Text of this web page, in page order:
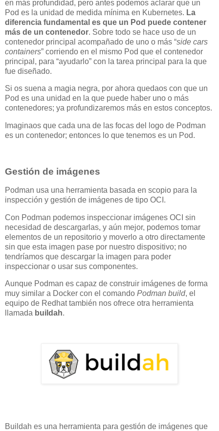
en más profundidad, pero antes podemos aclarar que un
Pod es la unidad de medida mínima en Kubernetes. La
diferencia fundamental es que un Pod puede contener
más de un contenedor. Sobre todo se hace uso de un
contenedor principal acompañado de uno o más “side cars
containers” corriendo en el mismo Pod que el contenedor
principal, para “ayudarlo” con la tarea principal para la que
fue diseñado.
Si os suena a magia negra, por ahora quedaos con que un
Pod es una unidad en la que puede haber uno o más
contenedores; ya profundizaremos más en estos conceptos.
Imaginaos que cada una de las focas del logo de Podman
es un contenedor; entonces lo que tenemos es un Pod.
Gestión de imágenes
Podman usa una herramienta basada en scopio para la
inspección y gestión de imágenes de tipo OCI.
Con Podman podemos inspeccionar imágenes OCI sin
necesidad de descargarlas, y aún mejor, podemos tomar
elementos de un repositorio y moverlo a otro directamente
sin que esta imagen pase por nuestro dispositivo; no
tendríamos que descargar la imagen para poder
inspeccionar o usar sus componentes.
Aunque Podman es capaz de construir imágenes de forma
muy similar a Docker con el comando Podman build, el
equipo de Redhat también nos ofrece otra herramienta
llamada buildah.
Buildah es una herramienta para gestión de imágenes que